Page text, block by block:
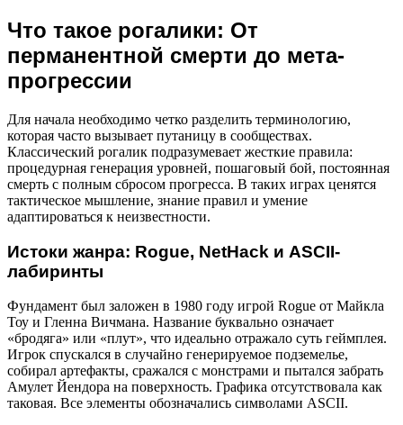
Что такое рогалики: От
перманентной смерти до мета-
прогрессии
Для начала необходимо четко разделить терминологию,
которая часто вызывает путаницу в сообществах.
Классический рогалик подразумевает жесткие правила:
процедурная генерация уровней, пошаговый бой, постоянная
смерть с полным сбросом прогресса. В таких играх ценятся
тактическое мышление, знание правил и умение
адаптироваться к неизвестности.
Истоки жанра: Rogue, NetHack и ASCII-
лабиринты
Фундамент был заложен в 1980 году игрой Rogue от Майкла
Тоу и Гленна Вичмана. Название буквально означает
«бродяга» или «плут», что идеально отражало суть геймплея.
Игрок спускался в случайно генерируемое подземелье,
собирал артефакты, сражался с монстрами и пытался забрать
Амулет Йендора на поверхность. Графика отсутствовала как
таковая. Все элементы обозначались символами ASCII.